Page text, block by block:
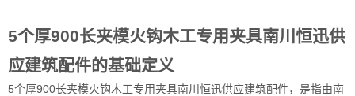
5个厚900长夹模火钩木工专用夹具南川恒迅供
应建筑配件的基础定义
5个厚900长夹模火钩木工专用夹具南川恒迅供应建筑配件，是指由南